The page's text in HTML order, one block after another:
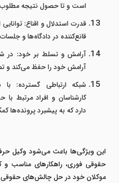
است و تا حصول نتیجه
قدرت استدلال و اقناع:
قانع‌کننده در دادگاه‌ها و جلسات
آرامش و تسلط بر خود: در
آرامش خود را حفظ می‌کند و
شبکه ارتباطی گسترده: با
کارشناسان و افراد مرتبط با
دارد که به پیشبرد پرونده‌ها
این ویژگی‌ها باعث می‌شود وکیل
حقوقی فوری، راهکارهای مناسب و
موکلان خود در حل چالش‌های حقوقی